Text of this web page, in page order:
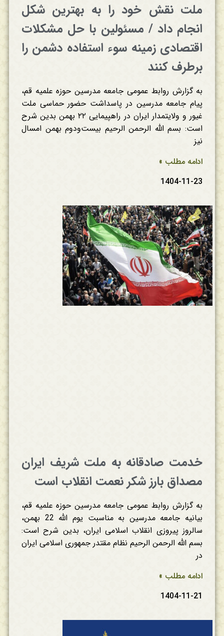
ملت نقش خود را به بهترین شکل
انجام داد / مسئولین با حل مشکلات
اقتصادی زمینه سوء استفاده دشمن را
برطرف کنند
به گزارش روابط عمومی جامعه مدرسین حوزه علمیه قم،
پیام جامعه مدرسین در پاسداشت حضور حماسی ملت
غیور و ولایتمدار ایران در راهپیمایی ۲۲ بهمن بدین شرح
است: بسم الله الرحمن الرحیم بیست‌ودوم بهمن امسال
نیز
ادامه مطلب »
1404-11-23
خدمت صادقانه به ملت شریف ایران
مصداق بارز شکر نعمت انقلاب است
به گزارش روابط عمومی جامعه مدرسین حوزه علمیه قم،
بیانیه جامعه مدرسین به مناسبت یوم الله 22 بهمن،
سالروز پیروزی انقلاب اسلامی ایران، بدین شرح است:
بسم الله الرحمن الرحیم نظام مقتدر جمهوری اسلامی ایران
در
ادامه مطلب »
1404-11-21